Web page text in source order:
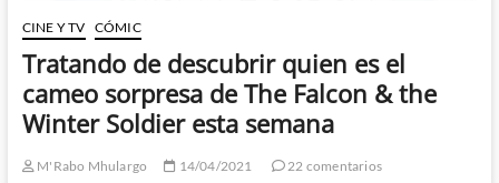
CINE Y TV CÓMIC
Tratando de descubrir quien es el
cameo sorpresa de The Falcon & the
Winter Soldier esta semana
M'Rabo Mhulargo 14/04/2021
22 comentarios